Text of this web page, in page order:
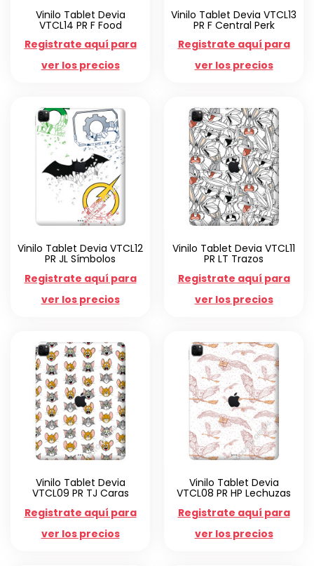
Vinilo Tablet Devia
VTCL14 PR F Food
Registrate aquí para
ver los precios
Vinilo Tablet Devia VTCL13
PR F Central Perk
Registrate aquí para
ver los precios
Vinilo Tablet Devia VTCL12
PR JL Símbolos
Registrate aquí para
ver los precios
Vinilo Tablet Devia VTCL11
PR LT Trazos
Registrate aquí para
ver los precios
Vinilo Tablet Devia
VTCL09 PR TJ Caras
Registrate aquí para
ver los precios
Vinilo Tablet Devia
VTCL08 PR HP Lechuzas
Registrate aquí para
ver los precios